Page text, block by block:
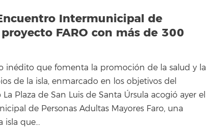
Intermunicipal de
FARO con más de 300
inédito que fomenta la promoción de la salud y la
de la isla, enmarcado en los objetivos del
Plaza de San Luis de Santa Úrsula acogió ayer el
de Personas Adultas Mayores Faro, una
isla que…